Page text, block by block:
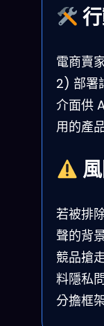
電商賣
2) 部署
介面供
用的產
若被排
聲的背
競品搶
料隱私
分擔框